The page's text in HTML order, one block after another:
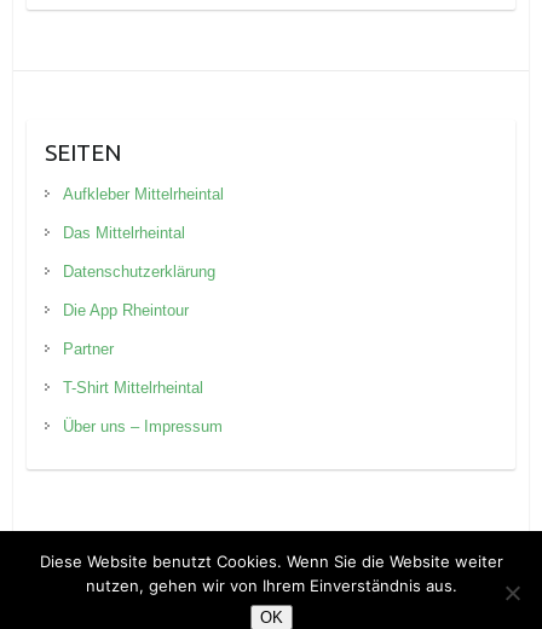
SEITEN
Aufkleber Mittelrheintal
Das Mittelrheintal
Datenschutzerklärung
Die App Rheintour
Partner
T-Shirt Mittelrheintal
Über uns – Impressum
Copyright © 2026Rheintour Blog . Theme byColorlibPowered byWordPress
Diese Website benutzt Cookies. Wenn Sie die Website weiter
nutzen, gehen wir von Ihrem Einverständnis aus.
OK